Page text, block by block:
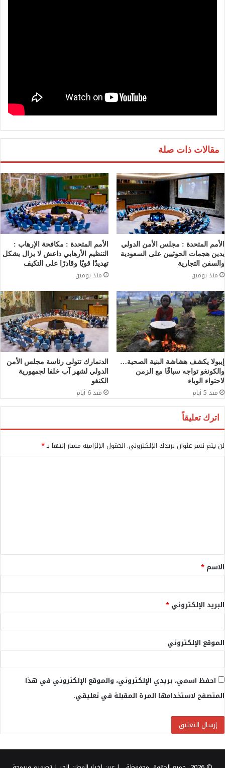
مقالات ذات صلة
الأمم المتحدة : مجلس الأمن الدولي
يدين هجمات الحوثيين على السعودية
والسفن التجارية
منذ يومين
الأمم المتحدة : مكافحة الإرهاب :
التنظيم الأرهابي داعش لا يزال يشكل
تهديدًا قويًا وقادرًا على التكيف
منذ يومين
إيبولا يكشف هشاشة البنية الصحية…
والكونغو تواجه سباقًا مع الزمن
لاحتواء الوباء
منذ 5 أيام
الدنمارك تتولى رئاسة مجلس الأمن
الدولي لشهر آب خلفا لجمهورية
الكنغو
منذ 6 أيام
اترك تعليقاً
لن يتم نشر عنوان بريدك الإلكتروني. الحقول الإلزامية مشار إليها بـ*
ق
*
الاسم *
البريد الإلكتروني *
الموقع الإلكتروني
احفظ اسمي، بريدي الإلكتروني، والموقع الإلكتروني في هذا
المتصفح لاستخدامها المرة المقبلة في تعليقي.